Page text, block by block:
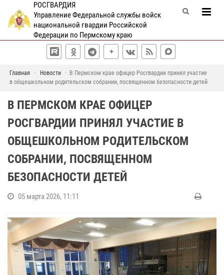
РОСГВАРДИЯ
Управление Федеральной службы войск
национальной гвардии Российской
Федерации по Пермскому краю
Главная Новости
В Пермском крае офицер Росгвардии принял участие
в общешкольном родительском собрании, посвященном безопасности детей
В ПЕРМСКОМ КРАЕ ОФИЦЕР
РОСГВАРДИИ ПРИНЯЛ УЧАСТИЕ В
ОБЩЕШКОЛЬНОМ РОДИТЕЛЬСКОМ
СОБРАНИИ, ПОСВЯЩЕННОМ
БЕЗОПАСНОСТИ ДЕТЕЙ
05 марта 2026, 11:11